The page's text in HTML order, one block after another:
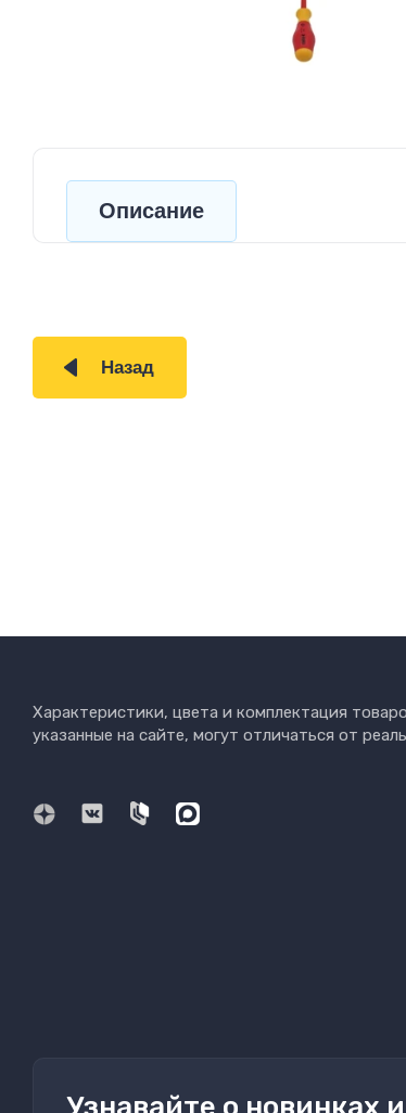
Описание
Назад
Характеристики, цвета и комплектация
указанные на сайте, могут отличаться от